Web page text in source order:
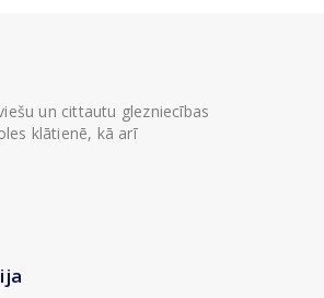
un cittautu glezniecības
klātienē, kā arī